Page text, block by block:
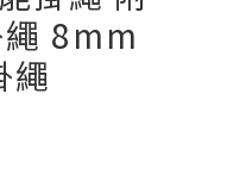
8mm
繩